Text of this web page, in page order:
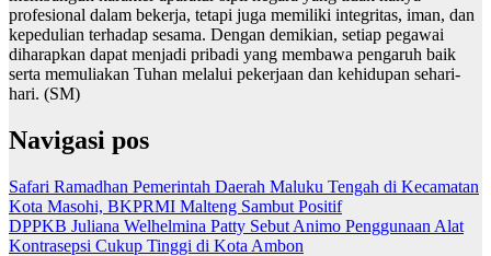
profesional dalam bekerja, tetapi juga memiliki integritas, iman, dan
kepedulian terhadap sesama. Dengan demikian, setiap pegawai
diharapkan dapat menjadi pribadi yang membawa pengaruh baik
serta memuliakan Tuhan melalui pekerjaan dan kehidupan sehari-
hari. (SM)
Navigasi pos
Safari Ramadhan Pemerintah Daerah Maluku Tengah di Kecamatan
Kota Masohi, BKPRMI Malteng Sambut Positif
DPPKB Juliana Welhelmina Patty Sebut Animo Penggunaan Alat
Kontrasepsi Cukup Tinggi di Kota Ambon